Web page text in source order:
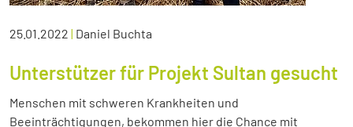
25.01.2022 | Daniel Buchta
Unterstützer für Projekt Sultan gesucht
Menschen mit schweren Krankheiten und
Beeinträchtigungen, bekommen hier die Chance mit